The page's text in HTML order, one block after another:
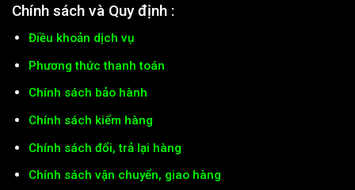
Chính sách và Quy định :
Điều khoản dịch vụ
Phương thức thanh toán
Chính sách bảo hành
Chính sách kiểm hàng
Chính sách đổi, trả lại hàng
Chính sách vận chuyển, giao hàng